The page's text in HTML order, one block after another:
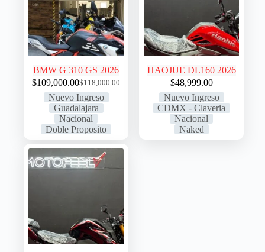
BMW G 310 GS 2026
$118,000.00
$109,000.00
Nuevo Ingreso
Guadalajara
Nacional
Doble Proposito
HAOJUE DL160 2026
$48,999.00
Nuevo Ingreso
CDMX - Claveria
Nacional
Naked